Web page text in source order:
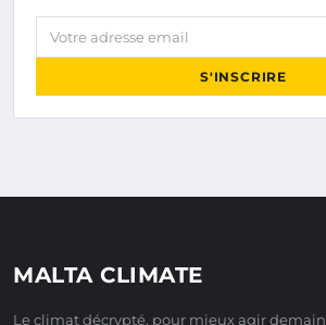
Votre adresse email
S'INSCRIRE
MALTA CLIMATE
Le climat décrypté, pour mieux agir demain